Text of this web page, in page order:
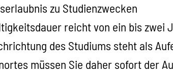
zu Studienzwecken
reicht von ein bis zwei
des Studiums steht als
müssen Sie daher sofort der